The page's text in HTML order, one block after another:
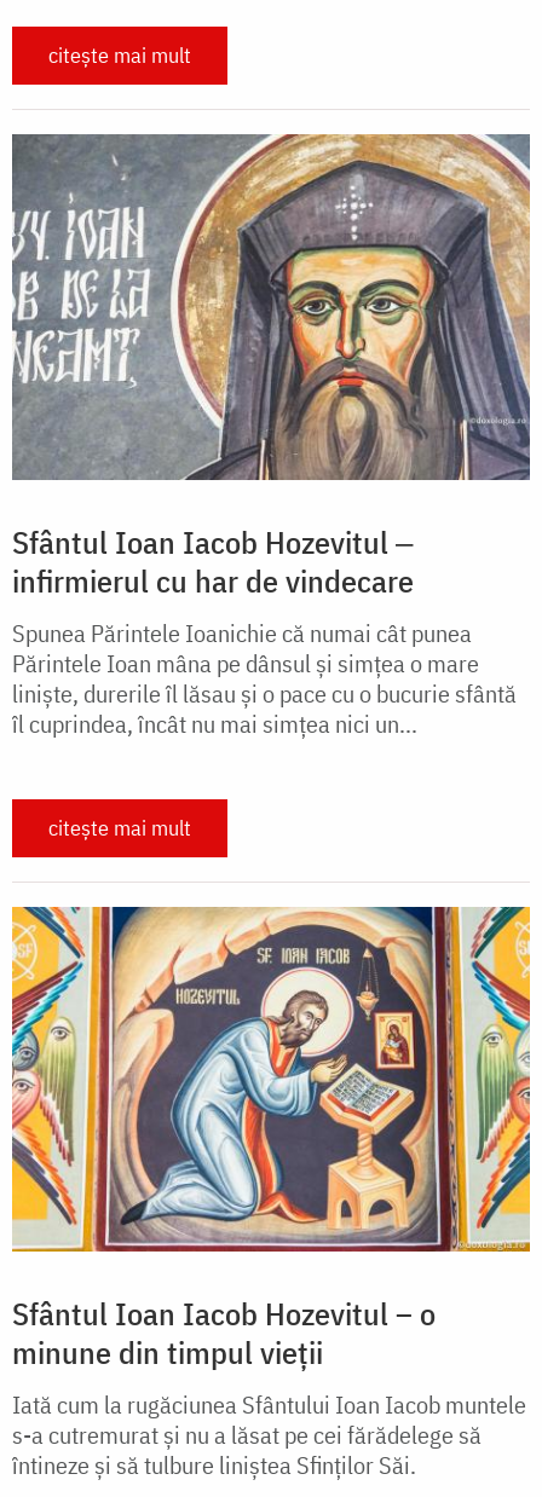
citește mai mult
Sfântul Ioan Iacob Hozevitul ‒
infirmierul cu har de vindecare
Spunea Părintele Ioanichie că numai cât punea
Părintele Ioan mâna pe dânsul și simțea o mare
liniște, durerile îl lăsau și o pace cu o bucurie sfântă
îl cuprindea, încât nu mai simțea nici un...
citește mai mult
Sfântul Ioan Iacob Hozevitul – o
minune din timpul vieții
Iată cum la rugăciunea Sfântului Ioan Iacob muntele
s-a cutremurat și nu a lăsat pe cei fărădelege să
întineze și să tulbure liniștea Sfinților Săi.